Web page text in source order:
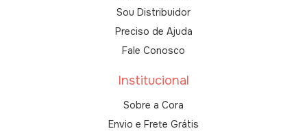
Sou Distribuidor
Preciso de Ajuda
Fale Conosco
Institucional
Sobre a Cora
Envio e Frete Grátis